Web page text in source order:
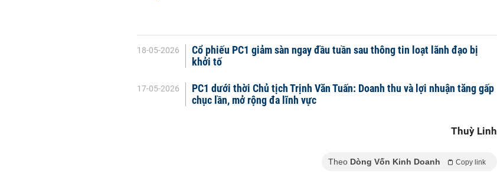
18-05-2026
Cổ phiếu PC1 giảm sàn ngay đầu tuần sau thông tin loạt lãnh đạo bị
khởi tố
17-05-2026
PC1 dưới thời Chủ tịch Trịnh Văn Tuấn: Doanh thu và lợi nhuận tăng gấp
chục lần, mở rộng đa lĩnh vực
Thuỳ Linh
Theo Dòng Vốn Kinh Doanh Copy link